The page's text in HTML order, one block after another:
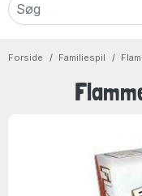
Forside Familiespil